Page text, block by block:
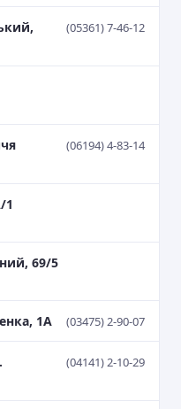
(05361) 7-46-12
(06194) 4-83-14
1
69/5
1А (03475) 2-90-07
(04141) 2-10-29